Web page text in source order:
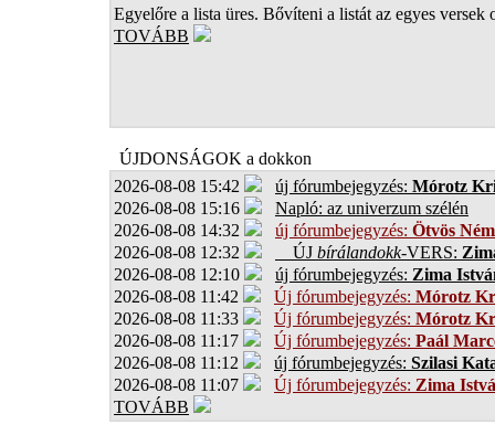
Egyelőre a lista üres. Bővíteni a listát az egyes versek
TOVÁBB
ÚJDONSÁGOK a dokkon
2026-08-08 15:42
új fórumbejegyzés: Mórotz
2026-08-08 15:16
Napló: az univerzum szélén
2026-08-08 14:32
új fórumbejegyzés: Ötvös
2026-08-08 12:32
ÚJ bírálandokk-VERS:
2026-08-08 12:10
új fórumbejegyzés: Zima
2026-08-08 11:42
Új fórumbejegyzés: Mórotz
2026-08-08 11:33
Új fórumbejegyzés: Mórotz
2026-08-08 11:17
Új fórumbejegyzés: Paál
2026-08-08 11:12
új fórumbejegyzés: Szilasi
2026-08-08 11:07
Új fórumbejegyzés: Zima
TOVÁBB